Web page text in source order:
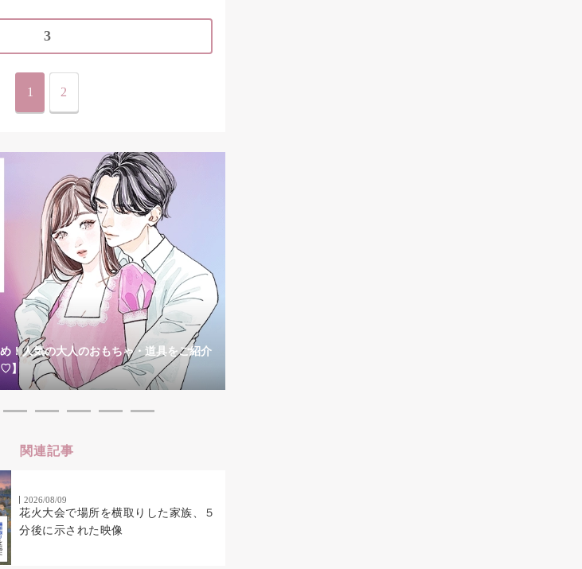
3
1 2
！人気の大人のおもちゃ・道具をご紹介
♡】
関連記事
2026/08/09
花火大会で場所を横取りした家族、５
分後に示された映像